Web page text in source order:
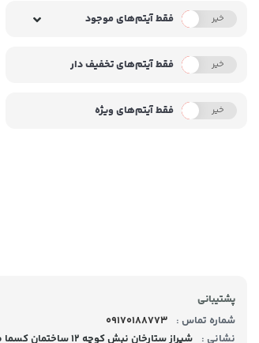
بله خیر فقط آیتم‌های موجود
بله خیر فقط آیتم‌های تخفیف دار
بله خیر فقط آیتم‌های ویژه
پشتیبانی
شماره تماس :
09170188773
نشانی :
شیراز ستارخان نبش کوچه 12 ساختمان کسما طبقه 1 واحد 1